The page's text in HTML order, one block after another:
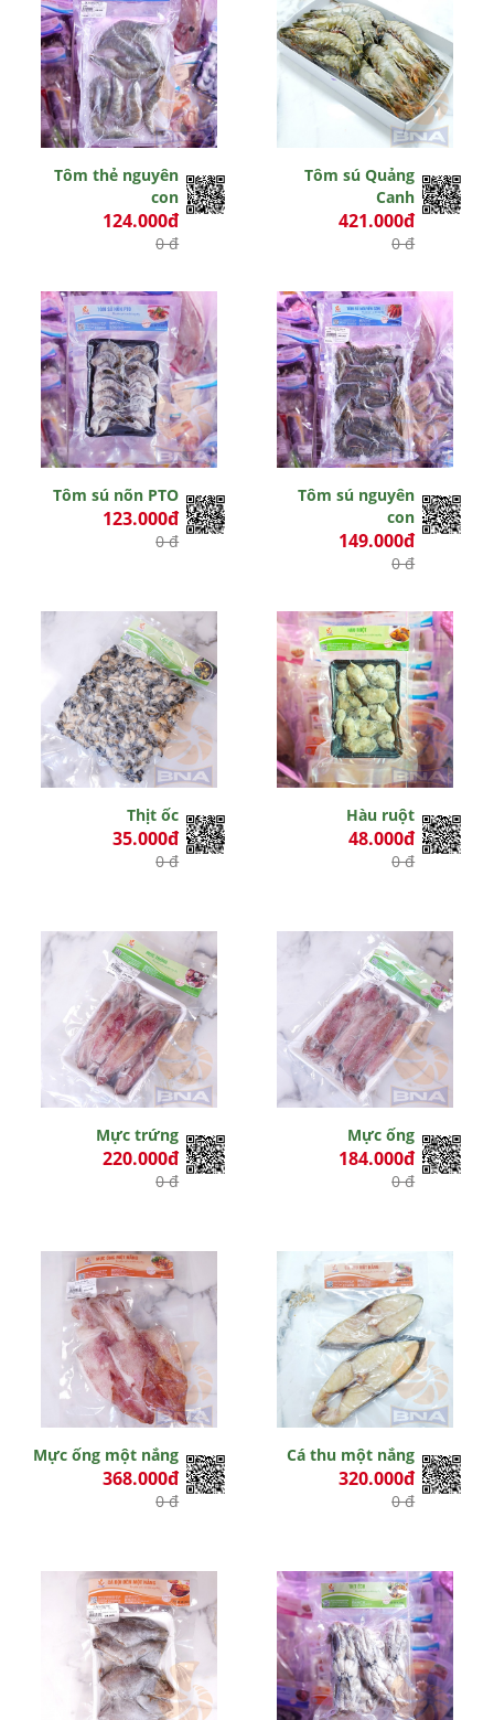
Tôm thẻ nguyên
con
124.000đ
0 đ
Tôm sú Quảng
Canh
421.000đ
0 đ
Tôm sú nõn PTO
123.000đ
0 đ
Tôm sú nguyên
con
149.000đ
0 đ
Thịt ốc
35.000đ
0 đ
Hàu ruột
48.000đ
0 đ
Mực trứng
220.000đ
0 đ
Mực ống
184.000đ
0 đ
Mực ống một nắng
368.000đ
0 đ
Cá thu một nắng
320.000đ
0 đ